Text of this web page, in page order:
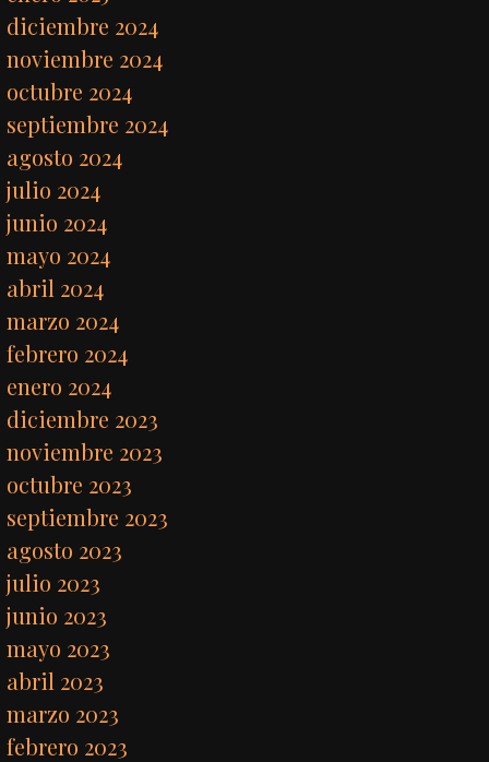
diciembre 2024
noviembre 2024
octubre 2024
septiembre 2024
agosto 2024
julio 2024
junio 2024
mayo 2024
abril 2024
marzo 2024
febrero 2024
enero 2024
diciembre 2023
noviembre 2023
octubre 2023
septiembre 2023
agosto 2023
julio 2023
junio 2023
mayo 2023
abril 2023
marzo 2023
febrero 2023